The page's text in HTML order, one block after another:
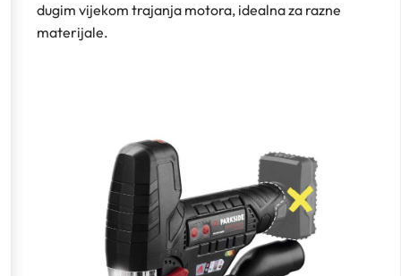
dugim vijekom trajanja motora, idealna za razne
materijale.